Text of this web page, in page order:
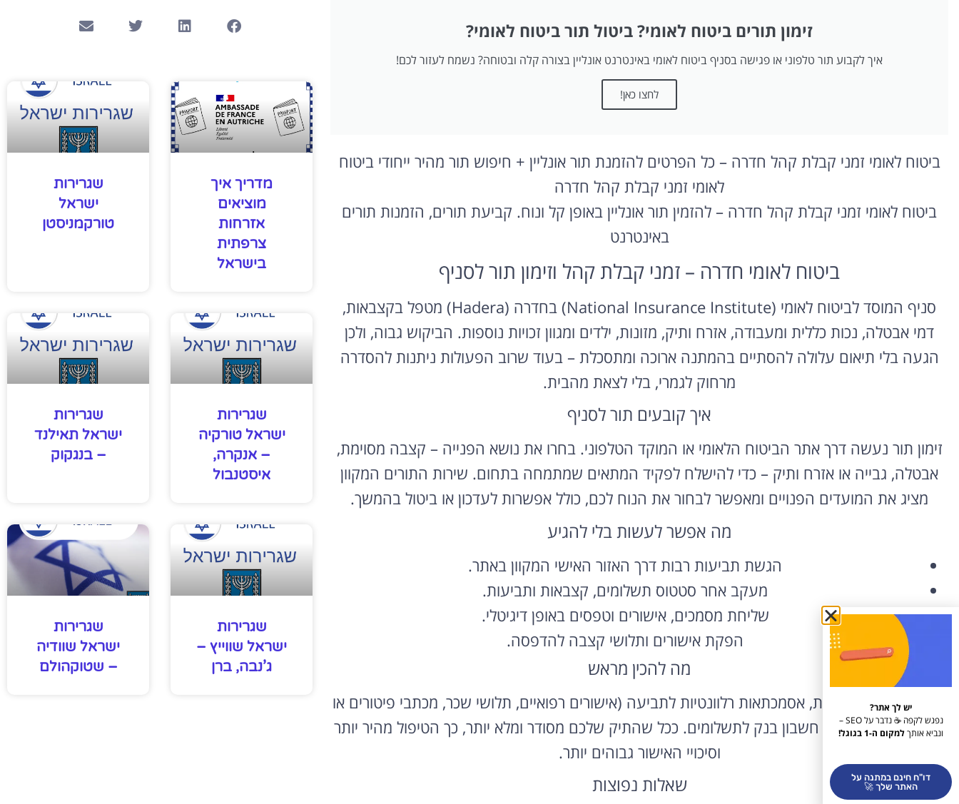
זימון תורים ביטוח לאומי? ביטול תור ביטוח לאומי?
איך לקבוע תור טלפוני או פגישה בסניף ביטוח לאומי באינטרנט אונליין בצורה קלה ובטוחה? נשמח לעזור לכם!
לחצו כאן!
ביטוח לאומי זמני קבלת קהל חדרה – כל הפרטים להזמנת תור אונליין + חיפוש תור מהיר ייחודי ביטוח
לאומי זמני קבלת קהל חדרה
ביטוח לאומי זמני קבלת קהל חדרה – להזמין תור אונליין באופן קל ונוח. קביעת תורים, הזמנות תורים
באינטרנט
ביטוח לאומי חדרה – זמני קבלת קהל וזימון תור לסניף
סניף המוסד לביטוח לאומי (National Insurance Institute) בחדרה (Hadera) מטפל בקצבאות,
דמי אבטלה, נכות כללית ומעבודה, אזרח ותיק, מזונות, ילדים ומגוון זכויות נוספות. הביקוש גבוה, ולכן
הגעה בלי תיאום עלולה להסתיים בהמתנה ארוכה ומתסכלת – בעוד שרוב הפעולות ניתנות להסדרה
מרחוק לגמרי, בלי לצאת מהבית.
איך קובעים תור לסניף
זימון תור נעשה דרך אתר הביטוח הלאומי או המוקד הטלפוני. בחרו את נושא הפנייה – קצבה מסוימת,
אבטלה, גבייה או אזרח ותיק – כדי להישלח לפקיד המתאים שמתמחה בתחום. שירות התורים המקוון
מציג את המועדים הפנויים ומאפשר לבחור את הנוח לכם, כולל אפשרות לעדכון או ביטול בהמשך.
מה אפשר לעשות בלי להגיע
הגשת תביעות רבות דרך האזור האישי המקוון באתר.
מעקב אחר סטטוס תשלומים, קצבאות ותביעות.
שליחת מסמכים, אישורים וטפסים באופן דיגיטלי.
הפקת אישורים ותלושי קצבה להדפסה.
מה להכין מראש
הצטיידו בתעודת זהות, אסמכתאות רלוונטיות לתביעה (אישורים רפואיים, תלושי שכר, מכתבי פיטורים או
טופס חדל”ת), ופרטי חשבון בנק לתשלומים. ככל שהתיק שלכם מסודר ומלא יותר, כך הטיפול מהיר יותר
וסיכויי האישור גבוהים יותר.
שאלות נפוצות
מדריך איך
מוציאים
אזרחות
צרפתית
בישראל
שגרירות
ישראל
טורקמניסטן
שגרירות
ישראל טורקיה
– אנקרה,
איסטנבול
שגרירות
ישראל תאילנד
– בנגקוק
שגרירות
ישראל שווייץ –
ג’נבה, ברן
שגרירות
ישראל שוודיה
– שטוקהולם
יש לך אתר?
נפגש לקפה ☕ נדבר על SEO –
ונביא אותךלמקום ה-1 בגוגל!
דו"ח חינם במתנה על
האתר שלך 🚀